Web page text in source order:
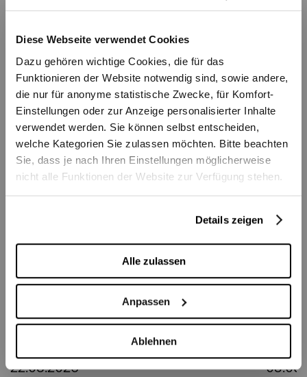
Diese Webseite verwendet Cookies
Dazu gehören wichtige Cookies, die für das
Funktionieren der Website notwendig sind, sowie andere,
die nur für anonyme statistische Zwecke, für Komfort-
Einstellungen oder zur Anzeige personalisierter Inhalte
verwendet werden. Sie können selbst entscheiden,
welche Kategorien Sie zulassen möchten. Bitte beachten
Sie, dass je nach Ihren Einstellungen möglicherweise
nicht alle Funktionen der Website zur Verfügung stehen.
Details zeigen
Alle zulassen
Anpassen
Ablehnen
György Zerkula
Violine
Stefan Meier Violine
Julia Malkova Viola
Eva LüthiVioloncello
Saisonauftakt
Openair-Konzert auf
dem Bundesplatz
22.08.2026
Berner